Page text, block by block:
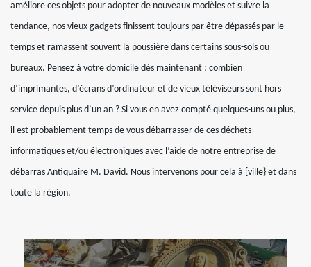
améliore ces objets pour adopter de nouveaux modèles et suivre la
tendance, nos vieux gadgets finissent toujours par être dépassés par le
temps et ramassent souvent la poussière dans certains sous-sols ou
bureaux. Pensez à votre domicile dès maintenant : combien
d’imprimantes, d’écrans d’ordinateur et de vieux téléviseurs sont hors
service depuis plus d’un an ? Si vous en avez compté quelques-uns ou plus,
il est probablement temps de vous débarrasser de ces déchets
informatiques et/ou électroniques avec l’aide de notre entreprise de
débarras Antiquaire M. David. Nous intervenons pour cela à [ville} et dans
toute la région.